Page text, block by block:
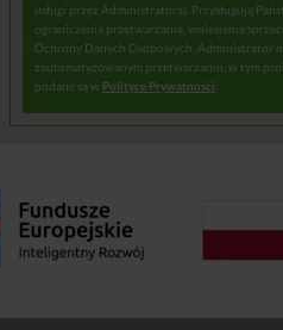
usługi przez Administratora). Przysługują
ograniczenia przetwarzania, wniesienia
Ochrony Danych Osobowych. Administrator
zautomatyzowanym przetwarzaniu, w tym
podane są w Polityce Prywatności.